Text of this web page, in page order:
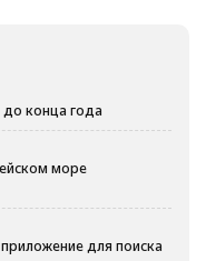
до конца года
море
для поиска